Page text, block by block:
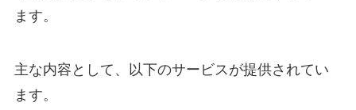
ます。
主な内容として、以下のサービスが提供されてい
ます。